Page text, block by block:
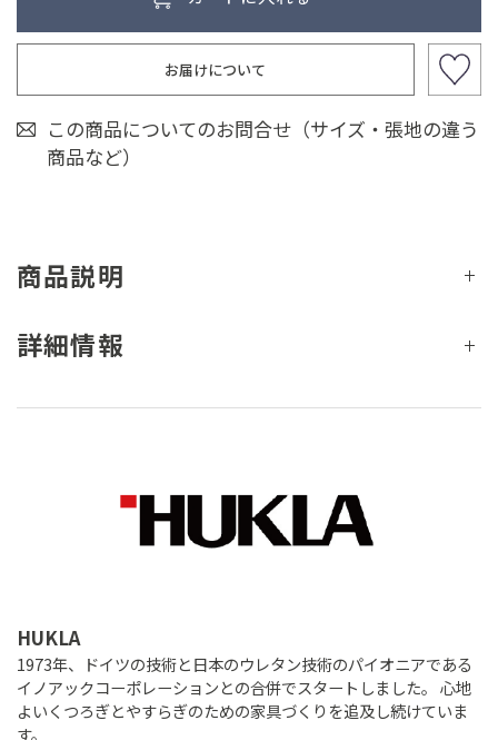
お届けについて
この商品についてのお問合せ（サイズ・張地の違う
商品など）
商品説明
詳細情報
HUKLA
1973年、ドイツの技術と日本のウレタン技術のパイオニアである
イノアックコーポレーションとの合併でスタートしました。 心地
よいくつろぎとやすらぎのための家具づくりを追及し続けていま
す。